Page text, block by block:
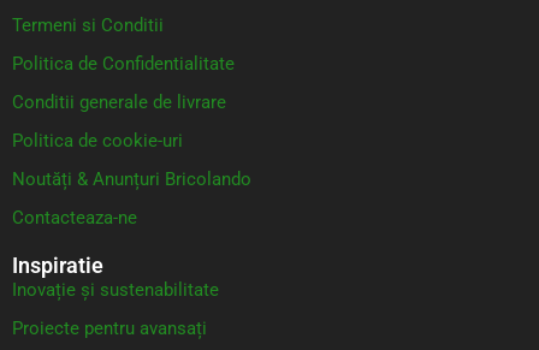
Termeni si Conditii
Politica de Confidentialitate
Conditii generale de livrare
Politica de cookie-uri
Noutăți & Anunțuri Bricolando
Contacteaza-ne
Inspiratie
Inovație și sustenabilitate
Proiecte pentru avansați